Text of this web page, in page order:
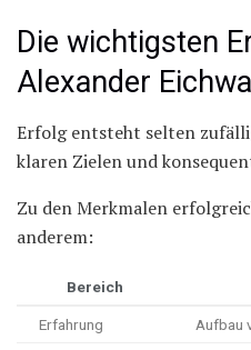
Die wichtigsten
Alexander
Erfolg entsteht selten
klaren Zielen und
Zu den Merkmalen
anderem:
Bereich
Erfahrung Aufbau